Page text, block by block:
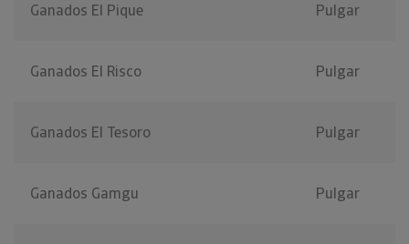
Ganados El Pique Pulgar
Ganados El Risco Pulgar
Ganados El Tesoro Pulgar
Ganados Gamgu Pulgar